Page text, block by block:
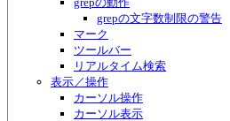
grepの文字数制限の警告
マーク
ツールバー
リアルタイム検索
表示／操作
カーソル操作
カーソル表示